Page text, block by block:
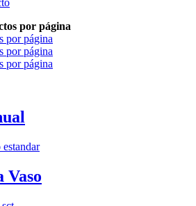
por página
por página
por página
por página
Vaso